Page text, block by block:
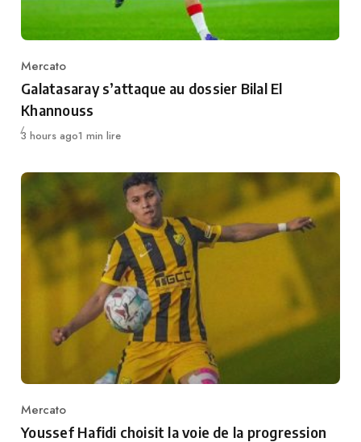
Category
Mercato
Galatasaray s’attaque au dossier Bilal El
Khannouss
Publié
3 hours ago1 min lire
Category
Mercato
Youssef Hafidi choisit la voie de la progression